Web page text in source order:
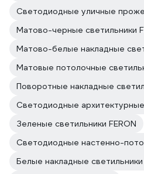
Светодиодные уличные
Матово-черные светильники
Матово-белые накладные
Матовые потолочные
Поворотные накладные
Светодиодные архитектурные
Зеленые светильники FERON
Белые накладные светильники